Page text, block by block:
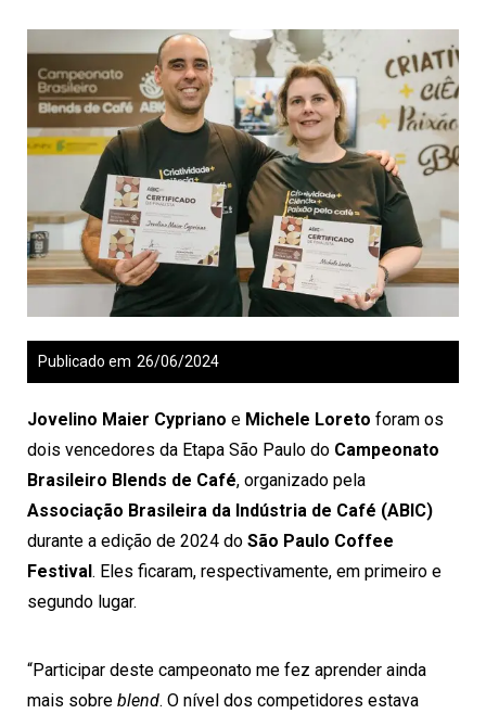
26/06/2024
Publicado em
Jovelino Maier Cypriano e Michele Loreto foram os
dois vencedores da Etapa São Paulo do Campeonato
Brasileiro Blends de Café, organizado pela
Associação Brasileira da Indústria de Café (ABIC)
durante a edição de 2024 do São Paulo Coffee
Festival. Eles ficaram, respectivamente, em primeiro e
segundo lugar.
“Participar deste campeonato me fez aprender ainda
mais sobre blend. O nível dos competidores estava